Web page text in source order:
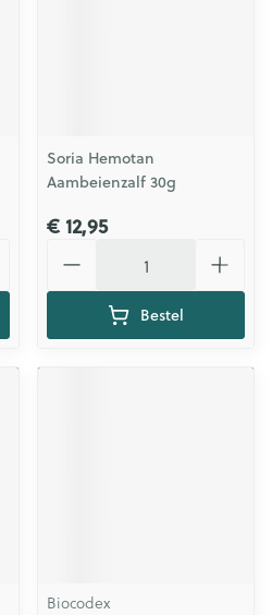
Soria Hemotan
Aambeienzalf 30g
€ 12,95
Bestel
Biocodex